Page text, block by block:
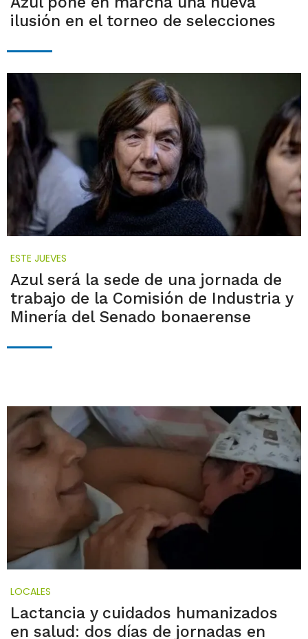
ilusión en el torneo de selecciones
ESTE JUEVES
Azul será la sede de una jornada de
trabajo de la Comisión de Industria y
Minería del Senado bonaerense
LOCALES
Lactancia y cuidados humanizados
en salud: dos días de jornadas en